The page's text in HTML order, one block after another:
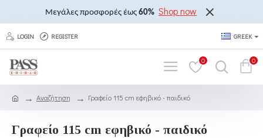
Μεγάλες προσφορές έως 60% Shop now
LOGIN REGISTER GREEK
0 0
Αναζήτηση Γραφείο 115 cm εφηβικό - παιδικό
Γραφείο 115 cm εφηβικό - παιδικό